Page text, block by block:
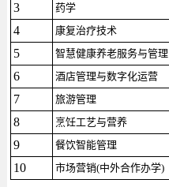
3
药学
4
康复治疗技术
5
智慧健康养老服务与管理
6
酒店管理与数字化运营
7
旅游管理
8
烹饪工艺与营养
9
餐饮智能管理
10
市场营销(中外合作办学)